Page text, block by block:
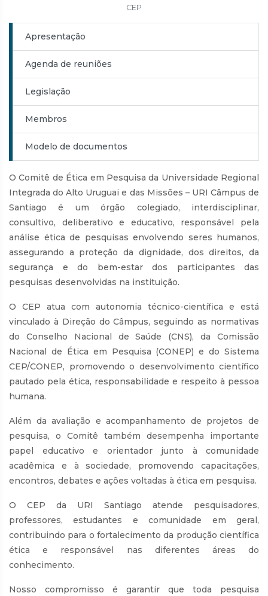
CEP
Apresentação
Agenda de reuniões
Legislação
Membros
Modelo de documentos
O Comitê de Ética em Pesquisa da Universidade Regional
Integrada do Alto Uruguai e das Missões – URI Câmpus de
Santiago é um órgão colegiado, interdisciplinar,
consultivo, deliberativo e educativo, responsável pela
análise ética de pesquisas envolvendo seres humanos,
assegurando a proteção da dignidade, dos direitos, da
segurança e do bem-estar dos participantes das
pesquisas desenvolvidas na instituição.
O CEP atua com autonomia técnico-científica e está
vinculado à Direção do Câmpus, seguindo as normativas
do Conselho Nacional de Saúde (CNS), da Comissão
Nacional de Ética em Pesquisa (CONEP) e do Sistema
CEP/CONEP, promovendo o desenvolvimento científico
pautado pela ética, responsabilidade e respeito à pessoa
humana.
Além da avaliação e acompanhamento de projetos de
pesquisa, o Comitê também desempenha importante
papel educativo e orientador junto à comunidade
acadêmica e à sociedade, promovendo capacitações,
encontros, debates e ações voltadas à ética em pesquisa.
O CEP da URI Santiago atende pesquisadores,
professores, estudantes e comunidade em geral,
contribuindo para o fortalecimento da produção científica
ética e responsável nas diferentes áreas do
conhecimento.
Nosso compromisso é garantir que toda pesquisa